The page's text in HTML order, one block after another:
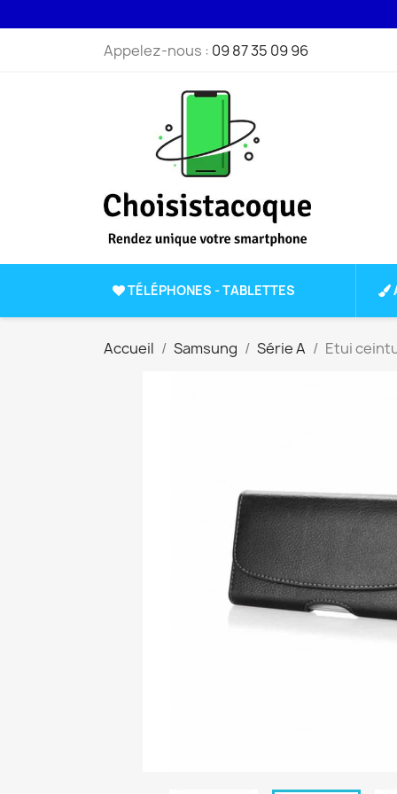
Appelez-nous : 09 87 35 09 96
TÉLÉPHONES - TABLETTES
Accueil Samsung Série A Etui